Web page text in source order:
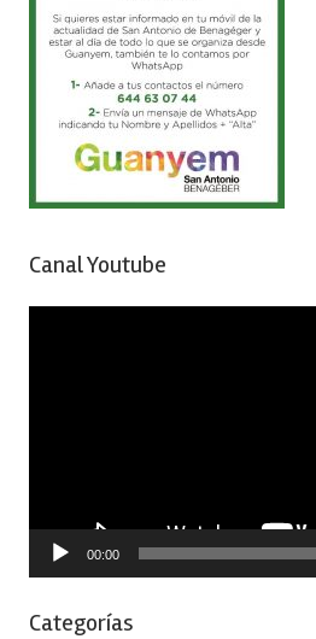
Canal Youtube
00:00
Categorías